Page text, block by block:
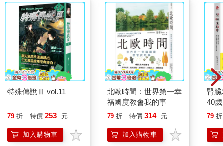
特殊傳說Ⅲ vol.11
79 折 特價 253 元
加入購物車
北歐時間：世界第一幸
福國度教會我的事
79 折 特價 314 元
加入購物車
腎
40
就
79 折